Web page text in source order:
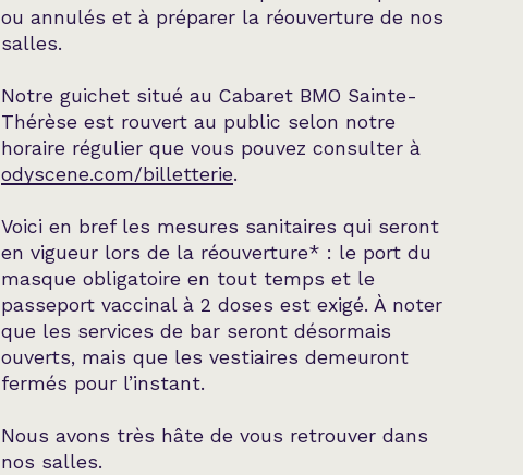
ou annulés et à préparer la réouverture de nos
salles.
Notre guichet situé au Cabaret BMO Sainte-
Thérèse est rouvert au public selon notre
horaire régulier que vous pouvez consulter à
odyscene.com/billetterie.
Voici en bref les mesures sanitaires qui seront
en vigueur lors de la réouverture* : le port du
masque obligatoire en tout temps et le
passeport vaccinal à 2 doses est exigé. À noter
que les services de bar seront désormais
ouverts, mais que les vestiaires demeuront
fermés pour l’instant.
Nous avons très hâte de vous retrouver dans
nos salles.